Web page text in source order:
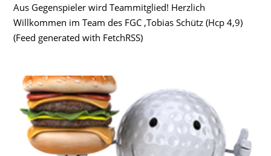
Aus Gegenspieler wird Teammitglied! Herzlich
Willkommen im Team des FGC ,Tobias Schütz (Hcp 4,9)
(Feed generated with FetchRSS)